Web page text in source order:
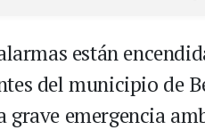
están
del municipio de
grave emergencia